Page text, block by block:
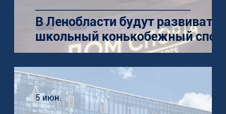
В Ленобласти будут развивать
школьный конькобежный спорт
5 июн.